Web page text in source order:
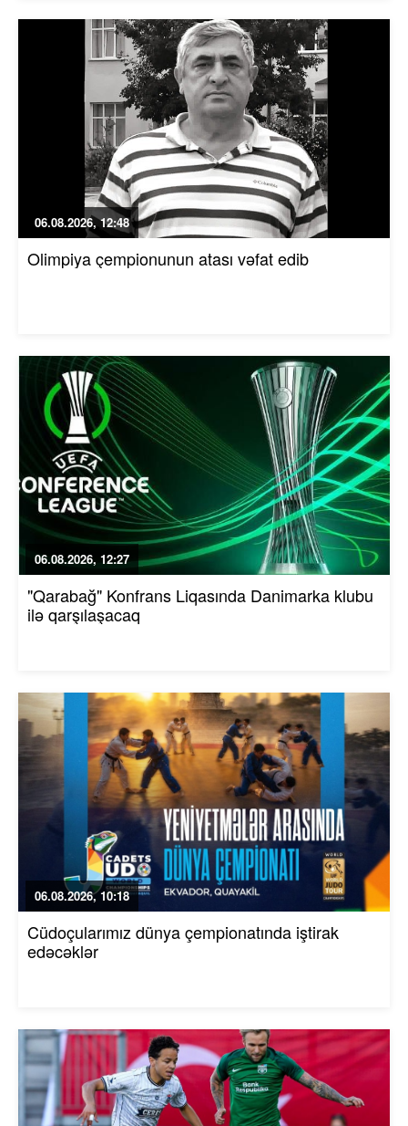
06.08.2026, 12:48
Olimpiya çempionunun atası vəfat edib
06.08.2026, 12:27
"Qarabağ" Konfrans Liqasında Danimarka klubu
ilə qarşılaşacaq
06.08.2026, 10:18
Cüdoçularımız dünya çempionatında iştirak
edəcəklər